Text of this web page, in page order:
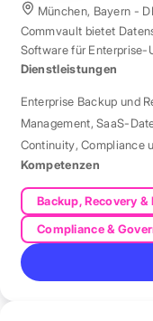
München, Bayern -
Commvault bietet
Software für Enterprise-
durch eine
Dienstleistungen
Enterprise Backup und
Management,SaaS-
Continuity,Compliance
Kompetenzen
Backup, Recovery
Compliance &